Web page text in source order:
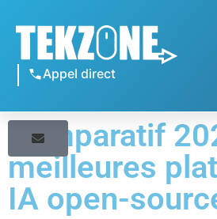
Appel direct
Comparatif
meilleures
IA open-